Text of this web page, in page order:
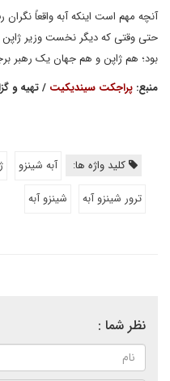
آنچه مهم است اینکه آبه واقعاً
حتی وقتی که دیگر نخست وزیر
بود؛ هم ژاپن و هم جهان یک رهبر
منبع: پراجکت سیندیکیت / تهیه و
کلید واژه ها: آبه شینزو
ترور شینزو آبه
شینزو آبه
نظر شما :